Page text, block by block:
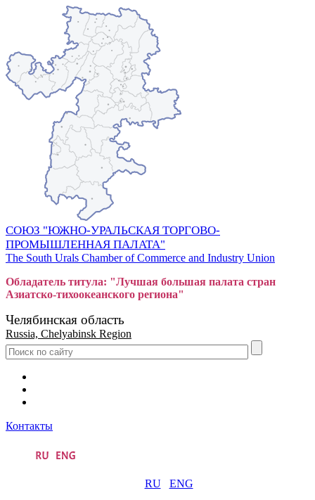
СОЮЗ "ЮЖНО-УРАЛЬСКАЯ ТОРГОВО-
ПРОМЫШЛЕННАЯ ПАЛАТА"
The South Urals Chamber of Commerce and Industry Union
Обладатель титула: "Лучшая большая палата стран
Азиатско-тихоокеанского региона"
Челябинская область
Russia, Chelyabinsk Region
Контакты
RU ENG